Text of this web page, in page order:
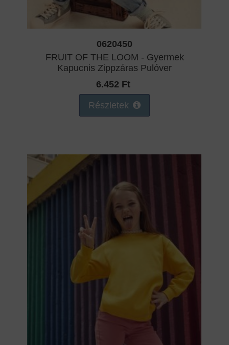
0620450
FRUIT OF THE LOOM - Gyermek
Kapucnis Zippzáras Pulóver
6.452 Ft
Részletek